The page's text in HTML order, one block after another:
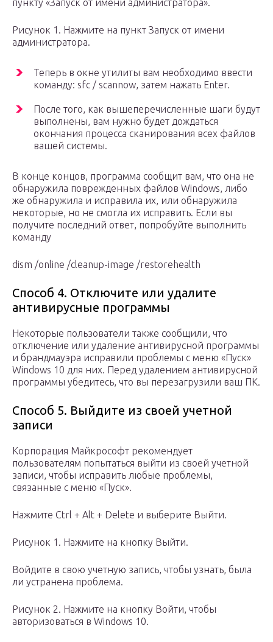
пункту «Запуск от имени администратора».
Рисунок 1. Нажмите на пункт Запуск от имени
администратора.
Теперь в окне утилиты вам необходимо ввести
команду: sfc / scannow, затем нажать Enter.
После того, как вышеперечисленные шаги будут
выполнены, вам нужно будет дождаться
окончания процесса сканирования всех файлов
вашей системы.
В конце концов, программа сообщит вам, что она не
обнаружила поврежденных файлов Windows, либо
же обнаружила и исправила их, или обнаружила
некоторые, но не смогла их исправить. Если вы
получите последний ответ, попробуйте выполнить
команду
dism /online /cleanup-image /restorehealth
Способ 4. Отключите или удалите
антивирусные программы
Некоторые пользователи также сообщили, что
отключение или удаление антивирусной программы
и брандмауэра исправили проблемы с меню «Пуск»
Windows 10 для них. Перед удалением антивирусной
программы убедитесь, что вы перезагрузили ваш ПК.
Способ 5. Выйдите из своей учетной
записи
Корпорация Майкрософт рекомендует
пользователям попытаться выйти из своей учетной
записи, чтобы исправить любые проблемы,
связанные с меню «Пуск».
Нажмите Ctrl + Alt + Delete и выберите Выйти.
Рисунок 1. Нажмите на кнопку Выйти.
Войдите в свою учетную запись, чтобы узнать, была
ли устранена проблема.
Рисунок 2. Нажмите на кнопку Войти, чтобы
авторизоваться в Windows 10.